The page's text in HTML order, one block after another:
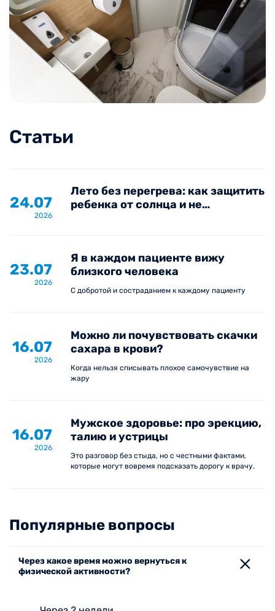
Статьи
24.07
2026
Лето без перегрева: как защитить
ребенка от солнца и не
23.07
2026
Я в каждом пациенте вижу
близкого человека
С добротой и состраданием к каждому пациенту
16.07
2026
Можно ли почувствовать скачки
сахара в крови?
Когда нельзя списывать плохое самочувствие на
жару
16.07
2026
Мужское здоровье: про эрекцию,
талию и устрицы
Это разговор без стыда, но с честными фактами,
которые могут вовремя подсказать дорогу к врачу.
Популярные вопросы
Через какое время можно вернуться к
физической активности?